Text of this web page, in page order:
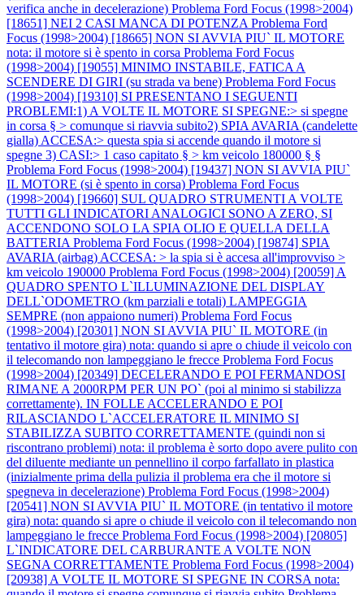
verifica anche in decelerazione) Problema Ford Focus (1998>2004)
[18651] NEI 2 CASI MANCA DI POTENZA Problema Ford
Focus (1998>2004) [18665] NON SI AVVIA PIU` IL MOTORE
nota: il motore si è spento in corsa Problema Ford Focus
(1998>2004) [19055] MINIMO INSTABILE, FATICA A
SCENDERE DI GIRI (su strada va bene) Problema Ford Focus
(1998>2004) [19310] SI PRESENTANO I SEGUENTI
PROBLEMI:1) A VOLTE IL MOTORE SI SPEGNE:> si spegne
in corsa § > comunque si riavvia subito2) SPIA AVARIA (candelette
gialla) ACCESA:> questa spia si accende quando il motore si
spegne 3) CASI:> 1 caso capitato § > km veicolo 180000 § §
Problema Ford Focus (1998>2004) [19437] NON SI AVVIA PIU`
IL MOTORE (si è spento in corsa) Problema Ford Focus
(1998>2004) [19660] SUL QUADRO STRUMENTI A VOLTE
TUTTI GLI INDICATORI ANALOGICI SONO A ZERO, SI
ACCENDONO SOLO LA SPIA OLIO E QUELLA DELLA
BATTERIA Problema Ford Focus (1998>2004) [19874] SPIA
AVARIA (airbag) ACCESA: > la spia si è accesa all'improvviso >
km veicolo 190000 Problema Ford Focus (1998>2004) [20059] A
QUADRO SPENTO L`ILLUMINAZIONE DEL DISPLAY
DELL`ODOMETRO (km parziali e totali) LAMPEGGIA
SEMPRE (non appaiono numeri) Problema Ford Focus
(1998>2004) [20301] NON SI AVVIA PIU` IL MOTORE (in
tentativo il motore gira) nota: quando si apre o chiude il veicolo con
il telecomando non lampeggiano le frecce Problema Ford Focus
(1998>2004) [20349] DECELERANDO E POI FERMANDOSI
RIMANE A 2000RPM PER UN PO` (poi al minimo si stabilizza
correttamente). IN FOLLE ACCELERANDO E POI
RILASCIANDO L`ACCELERATORE IL MINIMO SI
STABILIZZA SUBITO CORRETTAMENTE (quindi non si
riscontrano problemi) nota: il problema è sorto dopo avere pulito con
del diluente mediante un pennellino il corpo farfallato in plastica
(inizialmente prima della pulizia il problema era che il motore si
spegneva in decelerazione) Problema Ford Focus (1998>2004)
[20541] NON SI AVVIA PIU` IL MOTORE (in tentativo il motore
gira) nota: quando si apre o chiude il veicolo con il telecomando non
lampeggiano le frecce Problema Ford Focus (1998>2004) [20805]
L`INDICATORE DEL CARBURANTE A VOLTE NON
SEGNA CORRETTAMENTE Problema Ford Focus (1998>2004)
[20938] A VOLTE IL MOTORE SI SPEGNE IN CORSA nota: